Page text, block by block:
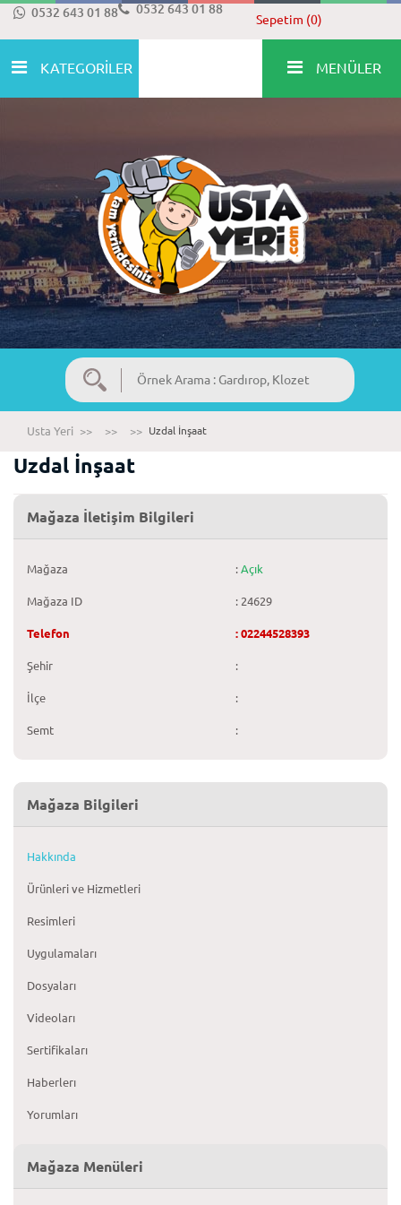
0532 643 01 88 0532 643 01 88
Sepetim (0)
KATEGORİLER MENÜLER
Usta Yeri >> >> >> Uzdal İnşaat
Uzdal İnşaat
Mağaza İletişim Bilgileri
Mağaza : Açık
Mağaza ID : 24629
Telefon : 02244528393
Şehir :
İlçe :
Semt :
Mağaza Bilgileri
Hakkında
Ürünleri ve Hizmetleri
Resimleri
Uygulamaları
Dosyaları
Videoları
Sertifikaları
Haberlerı
Yorumları
Mağaza Menüleri